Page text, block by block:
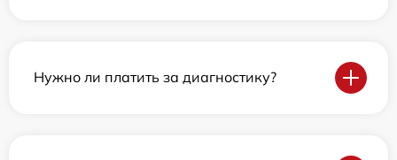
Нужно ли платить за диагностику?